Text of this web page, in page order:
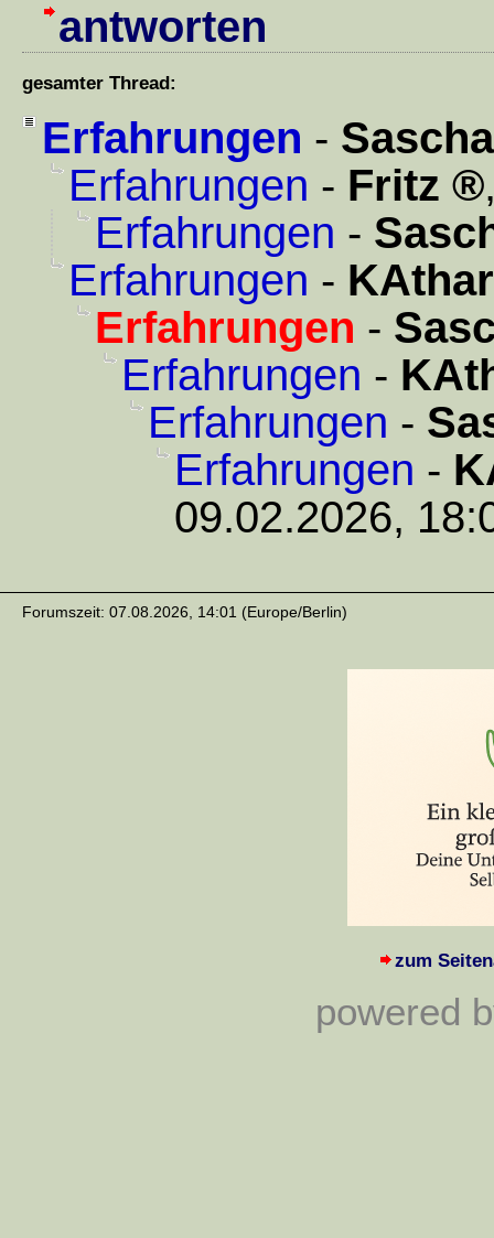
antworten
gesamter Thread:
Erfahrungen - Sascha
Erfahrungen - Fritz
Erfahrungen -
Erfahrungen -
Erfahrungen -
Erfahrungen -
Erfahrungen -
Erfahrungen -
09.02.2026,
Forumszeit: 07.08.2026, 14:01 (Europe/Berlin)
zum
powered